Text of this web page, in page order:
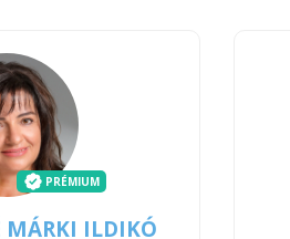
PRÉMIUM
MÁRKI ILDIKÓ